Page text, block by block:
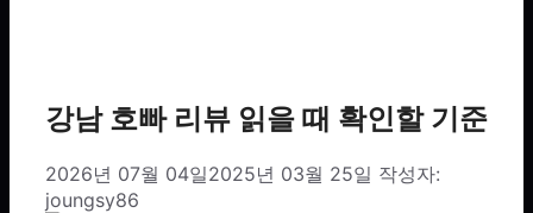
강남 호빠 리뷰 읽을 때 확인할 기준
2026년 07월 04일2025년 03월 25일 작성자:
joungsy86